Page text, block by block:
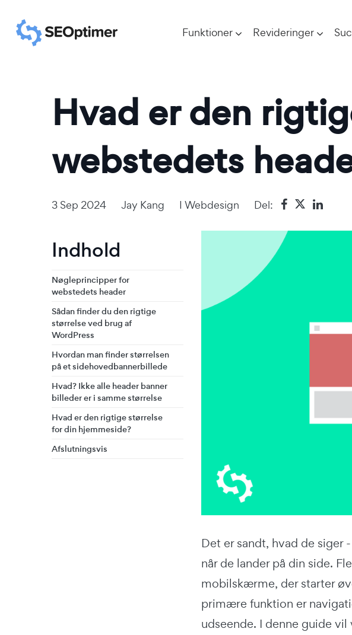
Funktioner Revideringer
Hvad er den
webstedets
3 Sep 2024 Jay Kang I Webdesign Del:
Indhold
Nøgleprincipper for
webstedets header
Sådan finder du den rigtige
størrelse ved brug af
WordPress
Hvordan man finder størrelsen
på et sidehovedbannerbillede
Hvad? Ikke alle header banner
billeder er i samme størrelse
Hvad er den rigtige størrelse
for din hjemmeside?
Afslutningsvis
Det er sandt, hvad de
når de lander på din side.
mobilskærme, der starter
primære funktion er
udseende. I denne guide